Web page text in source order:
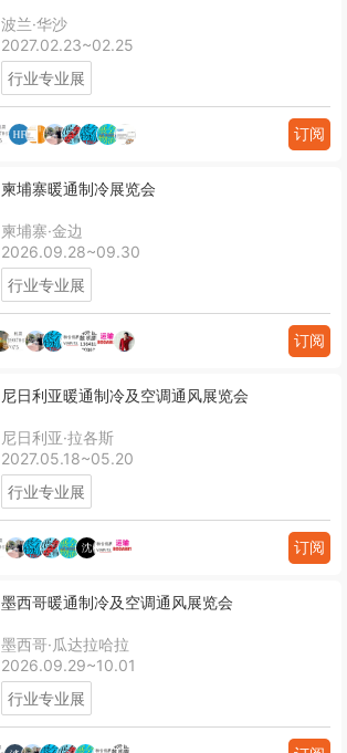
波兰·华沙
2027.02.23~02.25
行业专业展
订阅
柬埔寨暖通制冷展览会
柬埔寨·金边
2026.09.28~09.30
行业专业展
订阅
尼日利亚暖通制冷及空调通风展览会
尼日利亚·拉各斯
2027.05.18~05.20
行业专业展
订阅
墨西哥暖通制冷及空调通风展览会
墨西哥·瓜达拉哈拉
2026.09.29~10.01
行业专业展